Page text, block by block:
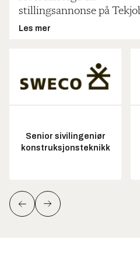
stillingsannonse på
Les mer
Senior sivilingeniør
konstruksjonsteknikk